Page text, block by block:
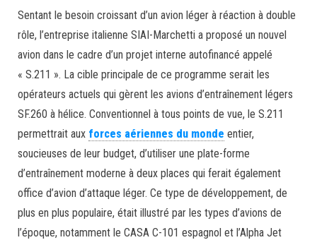
Sentant le besoin croissant d’un avion léger à réaction à double
rôle, l’entreprise italienne SIAI-Marchetti a proposé un nouvel
avion dans le cadre d’un projet interne autofinancé appelé
« S.211 ». La cible principale de ce programme serait les
opérateurs actuels qui gèrent les avions d’entraînement légers
SF.260 à hélice. Conventionnel à tous points de vue, le S.211
permettrait aux forces aériennes du monde entier,
soucieuses de leur budget, d’utiliser une plate-forme
d’entraînement moderne à deux places qui ferait également
office d’avion d’attaque léger. Ce type de développement, de
plus en plus populaire, était illustré par les types d’avions de
l’époque, notamment le CASA C-101 espagnol et l’Alpha Jet